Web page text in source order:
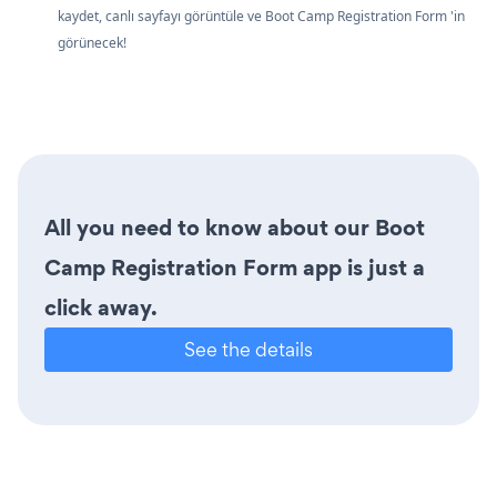
kaydet, canlı sayfayı görüntüle ve Boot Camp Registration Form 'in
görünecek!
All you need to know about our Boot
Camp Registration Form app is just a
click away.
See the details